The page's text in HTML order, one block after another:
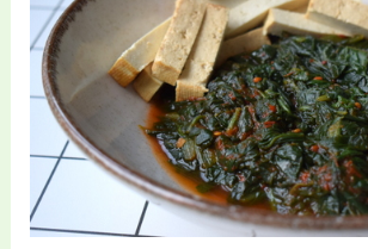
pentru
fiecare
zi
din
săptămână